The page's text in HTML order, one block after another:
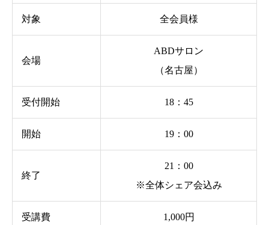
対象 全会員様
会場
ABDサロン
（名古屋）
受付開始 18：45
開始 19：00
終了
21：00
※全体シェア会込み
受講費 1,000円